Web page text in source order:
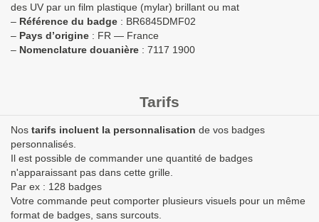
des UV par un film plastique (mylar) brillant ou mat
– Référence du badge : BR6845DMF02
– Pays d’origine : FR — France
– Nomenclature douanière : 7117 1900
Tarifs
Nos tarifs incluent la personnalisation de vos badges
personnalisés.
Il est possible de commander une quantité de badges
n'apparaissant pas dans cette grille.
Par ex : 128 badges
Votre commande peut comporter plusieurs visuels pour un même
format de badges, sans surcouts.